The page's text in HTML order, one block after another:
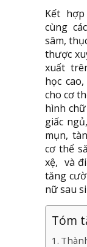
Kết
cùng
sâm,
thược
xuất
học
cho cơ
hình
giấc
mụn,
cơ thể
xệ, và
tăng
nữ sau
Tóm